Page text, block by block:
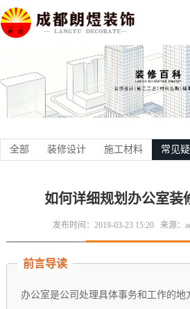
全部 装修设计 施工材料 常见疑
如何详细规划办公室装
发布时间：2019-03-23 15:20 来源：
前言导读
办公室是公司处理具体事务和工作的地